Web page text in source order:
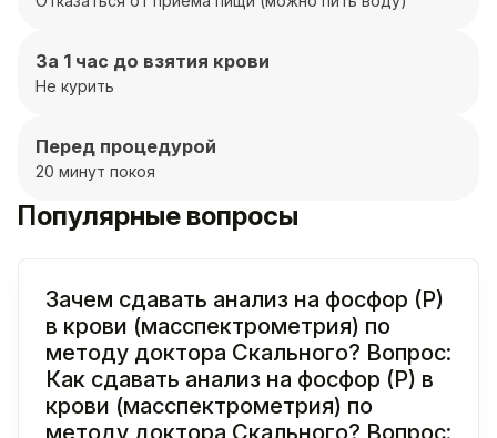
За 1 час до взятия крови
Не курить
Перед процедурой
20 минут покоя
Популярные вопросы
Зачем сдавать анализ на фосфор (P)
в крови (масспектрометрия) по
методу доктора Скального? Вопрос:
Как сдавать анализ на фосфор (P) в
крови (масспектрометрия) по
методу доктора Скального? Вопрос: